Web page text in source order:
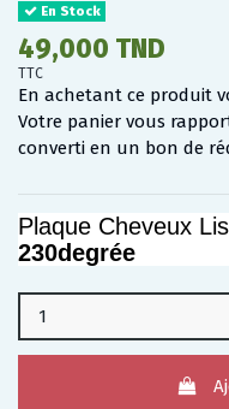
En Stock
49,000 TND
TTC
En achetant ce produit
Votre panier vous
converti en un bon de
Plaque Cheveux
230degrée